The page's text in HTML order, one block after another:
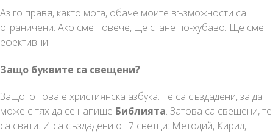
Аз го правя, както мога, обаче моите възможности са
ограничени. Ако сме повече, ще стане по-хубаво. Ще сме
ефективни.
Защо буквите са свещени?
Защото това е християнска азбука. Те са създадени, за да
може с тях да се напише Библията. Затова са свещени, те
са святи. И са създадени от 7 светци: Методий, Кирил,